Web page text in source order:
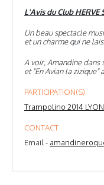
L'Avis du Club HERVE
Un beau spectacle
et un charme qui ne
A voir, Amandine dans
et "En Avian la zizique"
PARTICIPATION(S)
Trampolino 2014 LYON
CONTACT
Email -